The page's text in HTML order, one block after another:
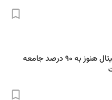
سرمایه‌گذاری دیجیتال هنوز به ۹۰ درصد جامعه